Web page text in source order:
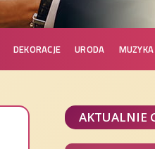
DEKORACJE URODA MUZYKA
AKTUALNIE